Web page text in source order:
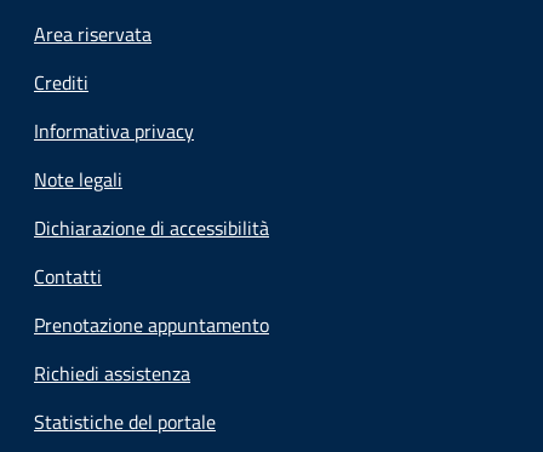
Footer menu
Area riservata
Crediti
Informativa privacy
Note legali
Dichiarazione di accessibilità
Contatti
Prenotazione appuntamento
Richiedi assistenza
Statistiche del portale